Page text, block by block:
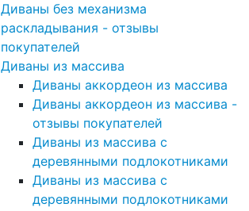
Диваны без механизма
раскладывания - отзывы
покупателей
Диваны из массива
Диваны аккордеон из массива
Диваны аккордеон из массива -
отзывы покупателей
Диваны из массива с
деревянными подлокотниками
Диваны из массива с
деревянными подлокотниками